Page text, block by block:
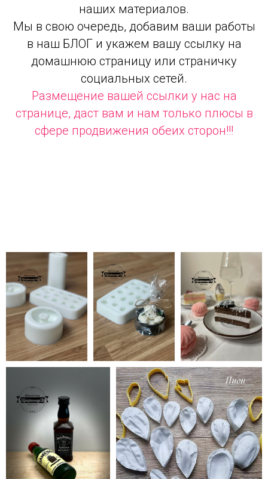
наших материалов.
Мы в свою очередь, добавим ваши работы
в наш БЛОГ и укажем вашу ссылку на
домашнюю страницу или страничку
социальных сетей.
Размещение вашей ссылки у нас на
странице, даст вам и нам только плюсы в
сфере продвижения обеих сторон!!!